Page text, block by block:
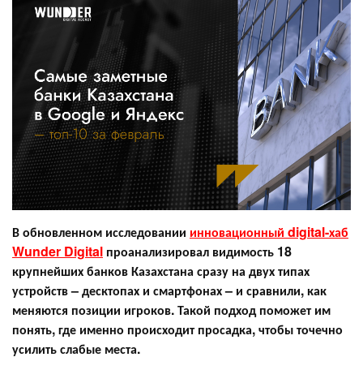
В обновленном исследовании инновационный digital-хаб
Wunder Digital проанализировал видимость 18
крупнейших банков Казахстана сразу на двух типах
устройств – десктопах и смартфонах – и сравнили, как
меняются позиции игроков. Такой подход поможет им
понять, где именно происходит просадка, чтобы точечно
усилить слабые места.